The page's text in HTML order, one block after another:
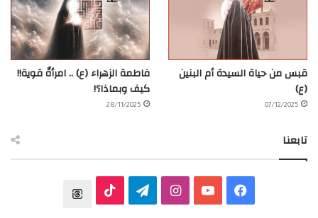
قبس من حياة السيدة أم البنين
(ع)
07/12/2025
فاطمة الزهراء (ع) .. امرأةٌ قوية!!
كيف وبماذا؟!
28/11/2025
تابعنا